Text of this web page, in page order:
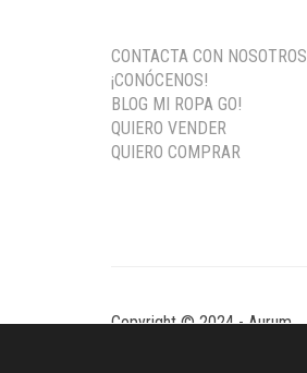
CONTACTA CON NOSOTROS
¡CONÓCENOS!
BLOG MI ROPA GO!
QUIERO VENDER
QUIERO COMPRAR
Copyright © 2024 - Aurum